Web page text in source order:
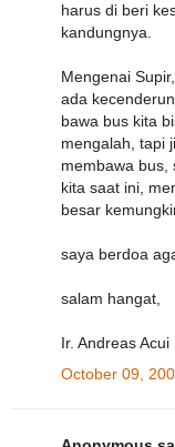
harus di beri
kandungnya.
Mengenai
ada
bawa bus kita
mengalah, tapi
membawa bus,
kita saat ini,
besar
saya berdoa
salam hangat,
Ir. Andreas
October 09,